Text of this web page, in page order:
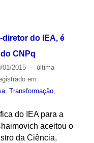
do IEA, é
CNPq
2015 — última
em:
, Transformação,
do IEA para a
aceitou o
da Ciência,